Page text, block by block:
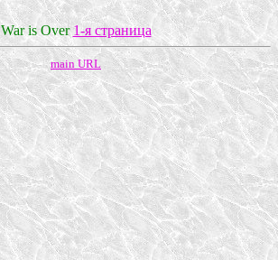
War is Over1-я страница
main URL